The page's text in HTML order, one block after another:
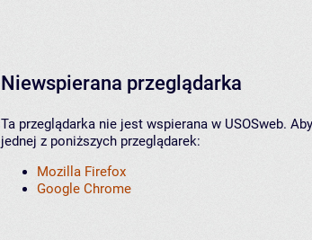
Niewspierana przeglądarka
Ta przeglądarka nie jest wspierana w USOSweb.
jednej z poniższych przeglądarek:
Mozilla Firefox
Google Chrome